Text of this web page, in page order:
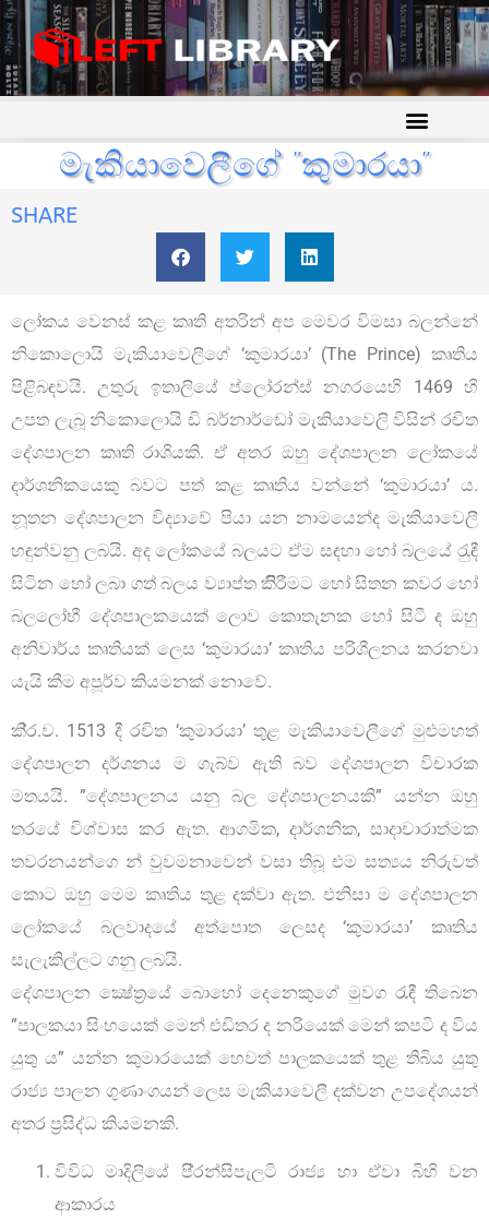
මැකියාවෙලීගේ ”කුමාරයා”
SHARE
ලෝකය වෙනස් කළ කෘති අතරින් අප මෙවර විමසා බලන්නේ
නිකොලොයි මැකියාවෙලීගේ ‘කුමාරයා’ (The Prince) කෘතිය
පිළිබඳවයි. උතුරු ඉතාලියේ ප්ලෝරන්ස් නගරයෙහි 1469 හි
උපත ලැබූ නිකොලොයි ඩි බර්නාර්ඩෝ මැකියාවෙලි විසින් රචිත
දේශපාලන කෘති රාශියකි. ඒ අතර ඔහු දේශපාලන ලෝකයේ
දාර්ශනිකයෙකු බවට පත් කළ කෘතිය වන්නේ ‘කුමාරයා’ ය.
නූතන දේශපාලන විද්‍යාවේ පියා යන නාමයෙන්ද මැකියාවෙලී
හඳුන්වනු ලබයි. අද ලෝකයේ බලයට ඒම සඳහා හෝ බලයේ රැුඳී
සිටින හෝ ලබා ගත් බලය ව්‍යාප්ත කිිරීමට හෝ සිතන කවර හෝ
බලලෝභී දේශපාලකයෙක් ලොව කොතැනක හෝ සිටී ද ඔහු
අනිවාර්ය කෘතියක් ලෙස ‘කුමාරයා’ කෘතිය පරිශීලනය කරනවා
යැයි කීම අපූර්ව කියමනක් නොවේ.
කි‍්‍ර.ව. 1513 දී රචිත ‘කුමාරයා’ තුළ මැකියාවෙලීගේ මුළුමහත්
දේශපාලන දර්ශනය ම ගැබ්ව ඇති බව දේශපාලන විචාරක
මතයයි. ”දේශපාලනය යනු බල දේශපාලනයකි” යන්න ඔහු
තරයේ විශ්වාස කර ඇත. ආගමික, දාර්ශනික, සාදාචාරාත්මක
තවරනයන්ගෙ න් වුවමනාවෙන් වසා තිබූ එම සත්‍යය නිරුවත්
කොට ඔහු මෙම කෘතිය තුළ දක්වා ඇත. එනිසා ම දේශපාලන
ලෝකයේ බලවාදයේ අත්පොත ලෙසද ‘කුමාරයා’ කෘතිය
සැලැකිල්ලට ගනු ලබයි.
දේශපාලන ක්‍ෂේත‍්‍රයේ බොහෝ දෙනෙකුගේ මුවග රැඳී තිබෙන
”පාලකයා සිංහයෙක් මෙන් එඩිතර ද නරියෙක් මෙන් කපටි ද විය
යුතු ය” යන්න කුමාරයෙක් හෙවත් පාලකයෙක් තුළ තිබිය යුතු
රාජ්‍ය පාලන ගුණාංගයන් ලෙස මැකියාවෙලී දක්වන උපදේශයන්
අතර ප‍්‍රසිද්ධ කියමනකි.
විවිධ මාදිලියේ පි‍්‍රන්සිපැලටි රාජ්‍ය හා ඒවා බිහි වන
ආකාරය